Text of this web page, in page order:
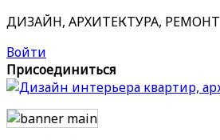
ДИЗАЙН, АРХИТЕКТУРА, РЕМОНТ
Войти
Присоединиться